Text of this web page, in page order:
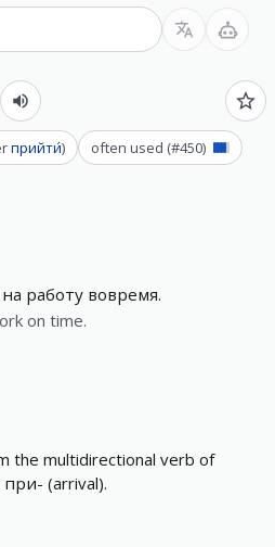
прийти́) often used (#450)
работу вовремя.
on time.
the multidirectional verb of
при- (arrival).